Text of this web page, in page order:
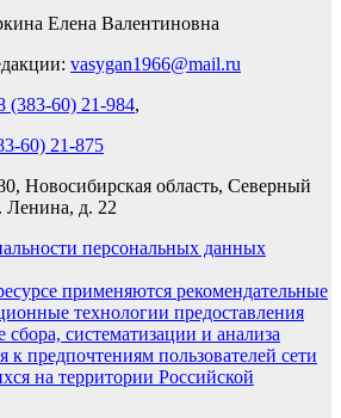
Елена Валентиновна
vasygan1966@mail.ru
(383-60) 21-984,
60) 21-875
Новосибирская область, Северный
Ленина, д. 22
персональных данных
применяются рекомендательные
технологии предоставления
систематизации и анализа
к предпочтениям пользователей сети
на территории Российской